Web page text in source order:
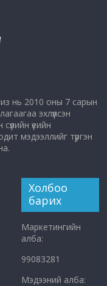
нь 2010 оны 7 сарын
эхлүүлсэн
үеийн
мэдээллийг түргэн
Холбоо
барих
Маркетингийн
алба:
99083281
Мэдээний алба: